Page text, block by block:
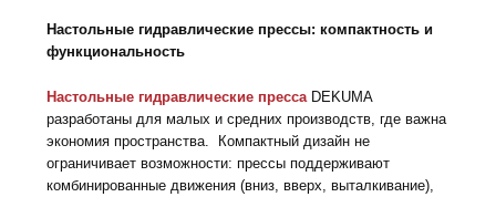
Настольные гидравлические прессы: компактность и
функциональность
Настольные гидравлические пресса DEKUMA
разработаны для малых и средних производств, где важна
экономия пространства. Компактный дизайн не
ограничивает возможности: прессы поддерживают
комбинированные движения (вниз, вверх, выталкивание),